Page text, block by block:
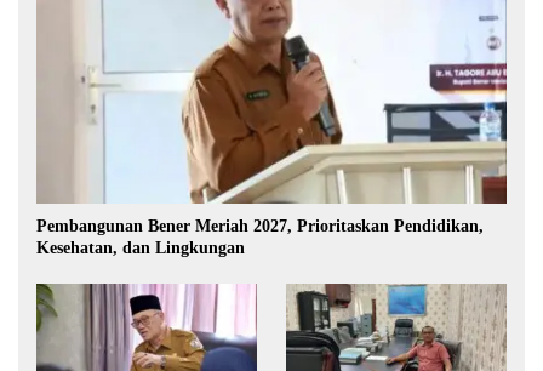
Pembangunan Bener Meriah 2027, Prioritaskan Pendidikan,
Kesehatan, dan Lingkungan